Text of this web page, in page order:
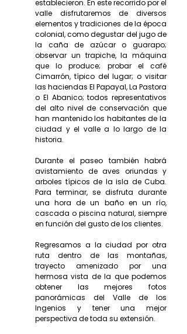
establecieron. En este recorrido por el
valle disfrutaremos de diversos
elementos y tradiciones de la época
colonial, como degustar del jugo de
la caña de azúcar o guarapo;
observar un trapiche, la máquina
que lo produce; probar el café
Cimarrón, típico del lugar; o visitar
las haciendas El Papayal, La Pastora
o El Abanico; todos representativos
del alto nivel de conservación que
han mantenido los habitantes de la
ciudad y el valle a lo largo de la
historia.
Durante el paseo también habrá
avistamiento de aves oriundas y
arboles típicos de la isla de Cuba.
Para terminar, se disfruta durante
una hora de un baño en un río,
cascada o piscina natural, siempre
en función del gusto de los clientes.
Regresamos a la ciudad por otra
ruta dentro de las montañas,
trayecto amenizado por una
hermosa vista de la que podemos
obtener las mejores fotos
panorámicas del Valle de los
Ingenios y tener una mejor
perspectiva de toda su extensión.